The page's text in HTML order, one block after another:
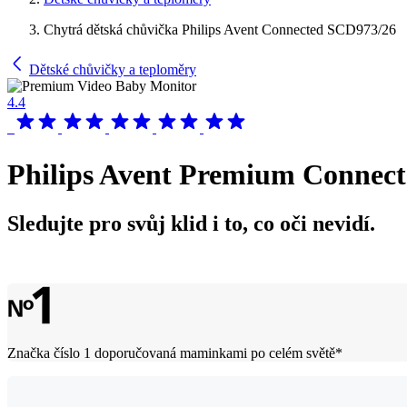
Chytrá dětská chůvička Philips Avent Connected SCD973/26
Dětské chůvičky a teploměry
4.4
Philips Avent Premium
Sledujte pro svůj klid i to, co oči nevidí.
Značka číslo 1 doporučovaná maminkami po celém světě*